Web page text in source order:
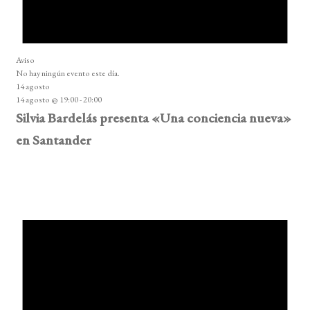
Aviso
No hay ningún evento este día.
14 agosto
14 agosto @ 19:00-20:00
Silvia Bardelás presenta «Una conciencia nueva»
en Santander